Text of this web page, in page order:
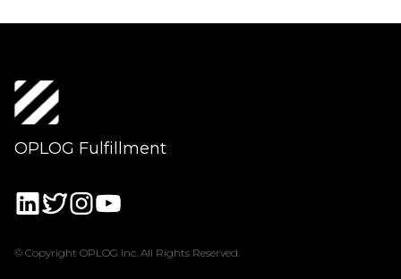
OPLOG Fulfillment
© Copyright OPLOG Inc. All Rights Reserved.